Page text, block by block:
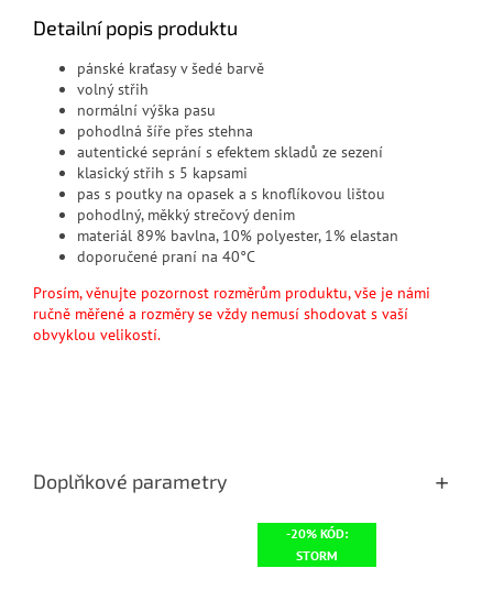
Detailní popis produktu
pánské kraťasy v šedé barvě
volný střih
normální výška pasu
pohodlná šíře přes stehna
autentické seprání s efektem skladů ze sezení
klasický střih s 5 kapsami
pas s poutky na opasek a s knoflíkovou lištou
pohodlný, měkký strečový denim
materiál 89% bavlna, 10% polyester, 1% elastan
doporučené praní na 40°C
Prosím, věnujte pozornost rozměrům produktu, vše je námi
ručně měřené a rozměry se vždy nemusí shodovat s vaší
obvyklou velikostí.
Doplňkové parametry
-20% KÓD:
STORM